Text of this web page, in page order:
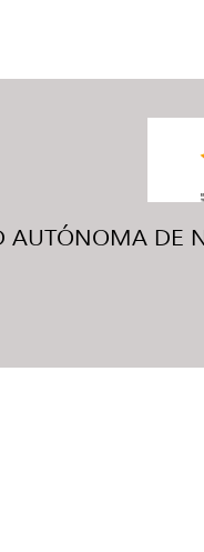
AUTÓNOMA DE